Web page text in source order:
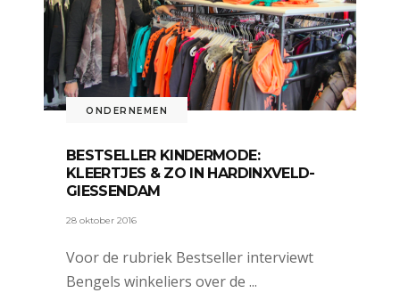
ONDERNEMEN
BESTSELLER KINDERMODE:
KLEERTJES & ZO IN HARDINXVELD-
GIESSENDAM
28 oktober 2016
Voor de rubriek Bestseller interviewt
Bengels winkeliers over de